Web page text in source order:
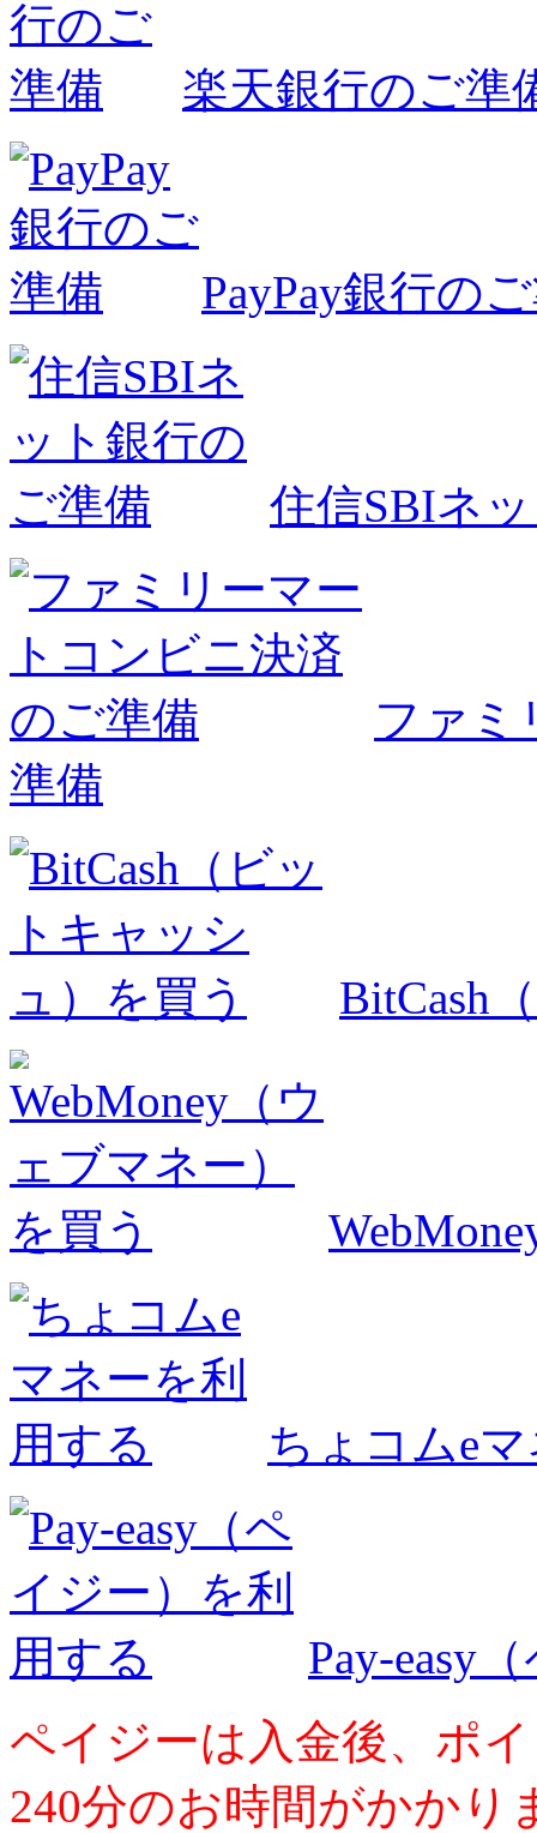
楽天銀行のご準
PayPay銀行の
住信SBIネ
ファミ
準備
BitCash
ちょコムe
Pay-easy
ペイジーは入金後、ポ
240分のお時間がかかり